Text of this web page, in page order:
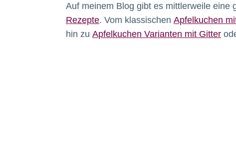
Auf meinem Blog gibt es mittlerweile eine
Rezepte. Vom klassischen Apfelkuchen
hin zu Apfelkuchen Varianten mit Gitter